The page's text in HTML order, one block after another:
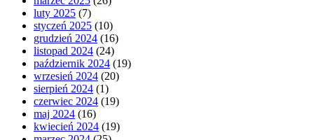
luty 2025 (7)
styczeń 2025 (10)
grudzień 2024 (16)
listopad 2024 (24)
październik 2024 (19)
wrzesień 2024 (20)
sierpień 2024 (1)
czerwiec 2024 (19)
maj 2024 (16)
kwiecień 2024 (19)